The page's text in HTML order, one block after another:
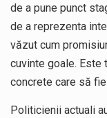
de a pune punct
de a reprezenta
văzut cum
cuvinte goale. Este
concrete care să
Politicienii actuali